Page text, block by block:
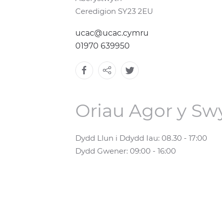
Ceredigion SY23 2EU
ucac@ucac.cymru
01970 639950
Oriau Agor y
Dydd Llun i Ddydd Iau: 08.30 - 17:00
Dydd Gwener: 09:00 - 16:00